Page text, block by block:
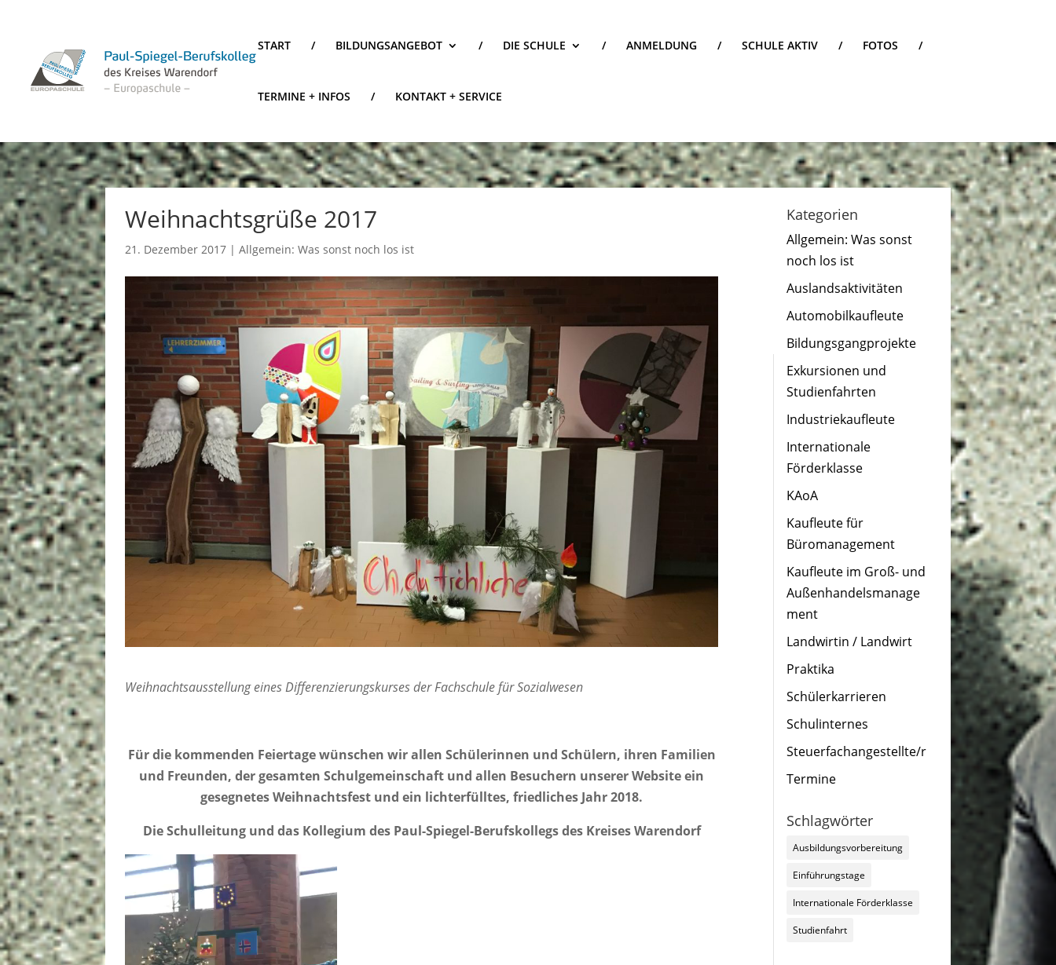
START / BILDUNGSANGEBOT / DIE SCHULE / ANMELDUNG / SCHULE AKTIV / FOTOS /
TERMINE + INFOS / KONTAKT + SERVICE
Weihnachtsgrüße 2017
21. Dezember 2017 |Allgemein: Was sonst noch los ist
Weihnachtsausstellung eines Differenzierungskurses der Fachschule für Sozialwesen
Für die kommenden Feiertage wünschen wir allen Schülerinnen und Schülern, ihren Familien
und Freunden, der gesamten Schulgemeinschaft und allen Besuchern unserer Website ein
gesegnetes Weihnachtsfest und ein lichterfülltes, friedliches Jahr 2018.
Die Schulleitung und das Kollegium des Paul-Spiegel-Berufskollegs des Kreises Warendorf
Video-
Kategorien
Allgemein: Was sonst
noch los ist
Auslandsaktivitäten
Automobilkaufleute
Bildungsgangprojekte
Exkursionen und
Studienfahrten
Industriekaufleute
Internationale
Förderklasse
KAoA
Kaufleute für
Büromanagement
Kaufleute im Groß- und
Außenhandelsmanage
ment
Landwirtin / Landwirt
Praktika
Schülerkarrieren
Schulinternes
Steuerfachangestellte/r
Termine
Schlagwörter
Ausbildungsvorbereitung
Einführungstage
Internationale Förderklasse
Studienfahrt